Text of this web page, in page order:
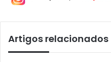
Artigos relacionados